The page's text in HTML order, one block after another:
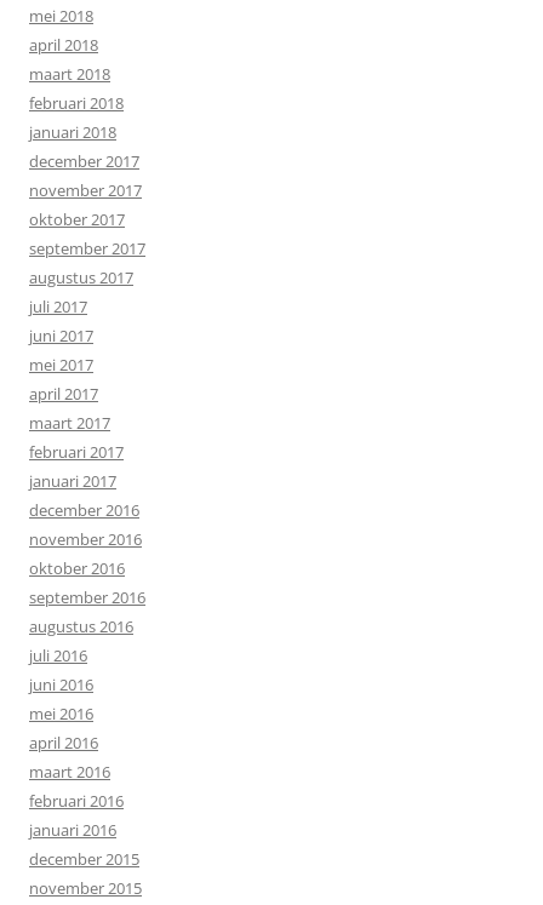
mei 2018
april 2018
maart 2018
februari 2018
januari 2018
december 2017
november 2017
oktober 2017
september 2017
augustus 2017
juli 2017
juni 2017
mei 2017
april 2017
maart 2017
februari 2017
januari 2017
december 2016
november 2016
oktober 2016
september 2016
augustus 2016
juli 2016
juni 2016
mei 2016
april 2016
maart 2016
februari 2016
januari 2016
december 2015
november 2015